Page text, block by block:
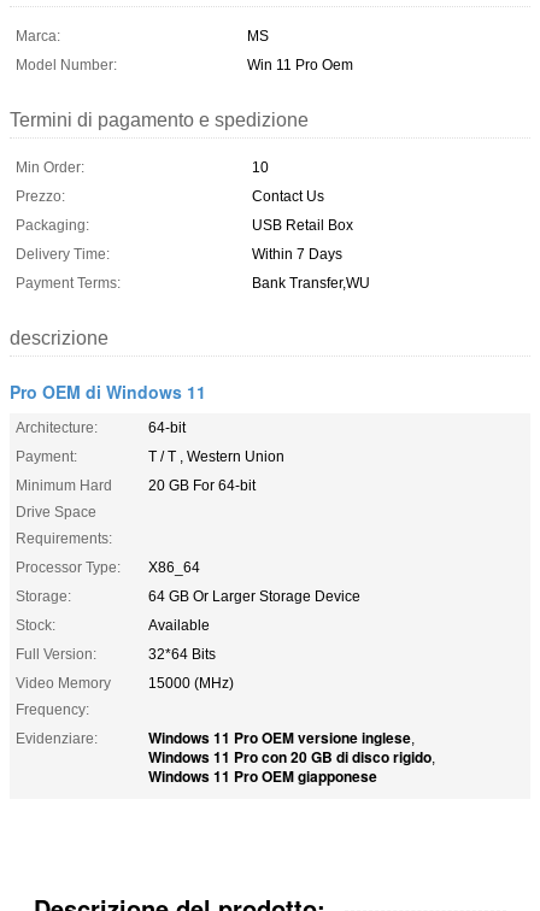
Marca:
MS
Model Number:
Win 11 Pro Oem
Termini di pagamento e spedizione
Min Order:
10
Prezzo:
Contact Us
Packaging:
USB Retail Box
Delivery Time:
Within 7 Days
Payment Terms:
Bank Transfer,WU
descrizione
Pro OEM di Windows 11
Architecture:
64-bit
Payment:
T / T , Western Union
Minimum Hard
Drive Space
Requirements:
20 GB For 64-bit
Processor Type:
X86_64
Storage:
64 GB Or Larger Storage Device
Stock:
Available
Full Version:
32*64 Bits
Video Memory
Frequency:
15000 (MHz)
Evidenziare: Windows 11 Pro OEM versione inglese,
Windows 11 Pro con 20 GB di disco rigido,
Windows 11 Pro OEM giapponese